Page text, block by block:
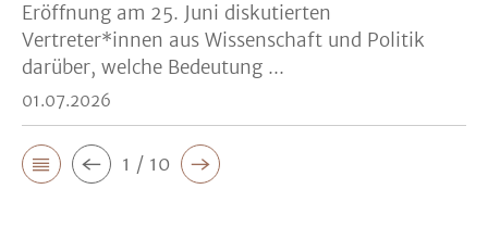
Eröffnung am 25. Juni diskutierten
Vertreter*innen aus Wissenschaft und Politik
darüber, welche Bedeutung ...
01.07.2026
1 / 10